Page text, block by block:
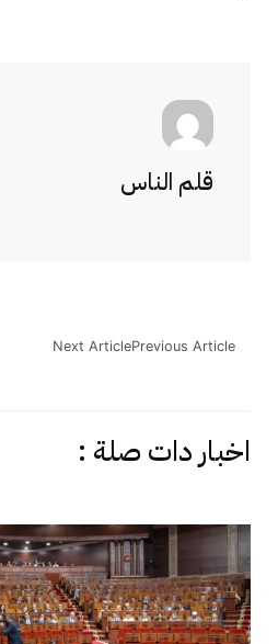
قلم الناس
Previous Article
Next Article
اخبار دات صلة :